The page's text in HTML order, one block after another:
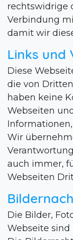
rechtswidrige
Verbindung
damit wir
Links und
Diese
die von
haben keine
Webseiten
Wir
auch immer,
Webseiten
Die Bilder,
Webseite